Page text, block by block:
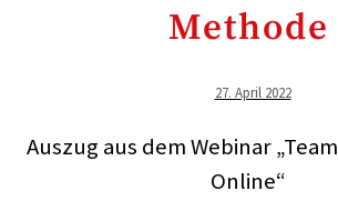
Methode
27. April 2022
Auszug aus dem Webinar
Online“